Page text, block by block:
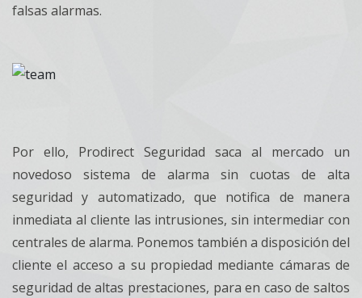
falsas alarmas.
Por ello, Prodirect Seguridad saca al mercado un
novedoso sistema de alarma sin cuotas de alta
seguridad y automatizado, que notifica de manera
inmediata al cliente las intrusiones, sin intermediar con
centrales de alarma. Ponemos también a disposición del
cliente el acceso a su propiedad mediante cámaras de
seguridad de altas prestaciones, para en caso de saltos